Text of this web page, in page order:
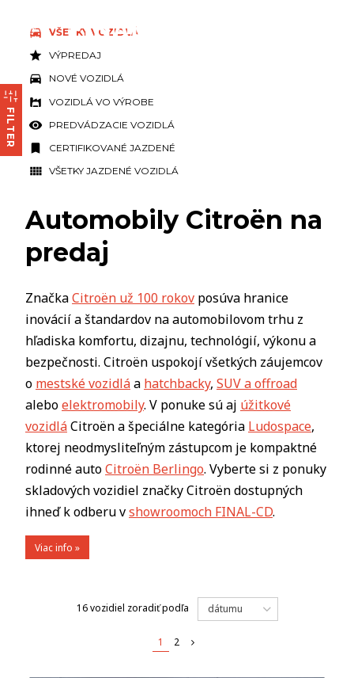
FILTER
VŠETKY VOZIDLÁ
VÝPREDAJ
NOVÉ VOZIDLÁ
VOZIDLÁ VO VÝROBE
PREDVÁDZACIE VOZIDLÁ
CERTIFIKOVANÉ JAZDENÉ
VŠETKY JAZDENÉ VOZIDLÁ
Automobily Citroën na
predaj
ZnačkaCitroën už 100 rokov posúva hranice
inovácií a štandardov na automobilovom trhu z
hľadiska komfortu, dizajnu, technológií, výkonu a
bezpečnosti. Citroën uspokojí všetkých záujemcov
o mestské vozidláa hatchbacky, SUV a offroad
aleboelektromobily. V ponuke sú aj úžitkové
vozidláCitroën a špeciálne kategória Ludospace,
ktorej neodmysliteľným zástupcom je kompaktné
rodinné autoCitroën Berlingo. Vyberte si z ponuky
skladových vozidiel značky Citroën dostupných
ihneď k odberu vshowroomoch FINAL-CD.
Viac info »
16 vozidiel zoradiť podľa dátumu
1 2